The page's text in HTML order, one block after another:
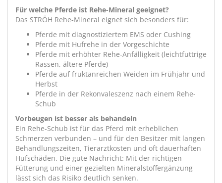
Für welche Pferde ist Rehe-Mineral geeignet?
Das STRÖH Rehe-Mineral eignet sich besonders für:
Pferde mit diagnostiziertem EMS oder Cushing
Pferde mit Hufrehe in der Vorgeschichte
Pferde mit erhöhter Rehe-Anfälligkeit (leichtfuttrige
Rassen, ältere Pferde)
Pferde auf fruktanreichen Weiden im Frühjahr und
Herbst
Pferde in der Rekonvaleszenz nach einem Rehe-
Schub
Vorbeugen ist besser als behandeln
Ein Rehe-Schub ist für das Pferd mit erheblichen
Schmerzen verbunden – und für den Besitzer mit langen
Behandlungszeiten, Tierarztkosten und oft dauerhaften
Hufschäden. Die gute Nachricht: Mit der richtigen
Fütterung und einer gezielten Mineralstoffergänzung
lässt sich das Risiko deutlich senken.